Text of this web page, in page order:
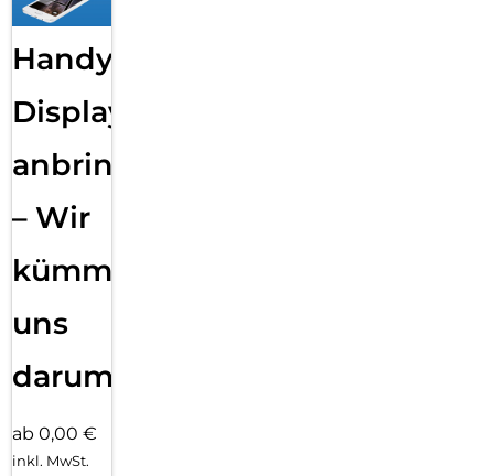
Handy
Displayfolie
anbringen
– Wir
kümmern
uns
darum!
ab 0,00 €
inkl. MwSt.